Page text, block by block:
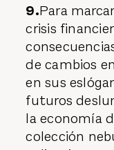
9.Para
crisis
de cambios
en sus
futuros
la economía
colección